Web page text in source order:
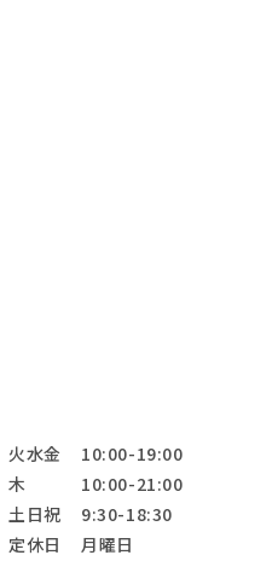
火水金
10:00-19:00
木
10:00-21:00
土日祝
9:30-18:30
定休日
月曜日